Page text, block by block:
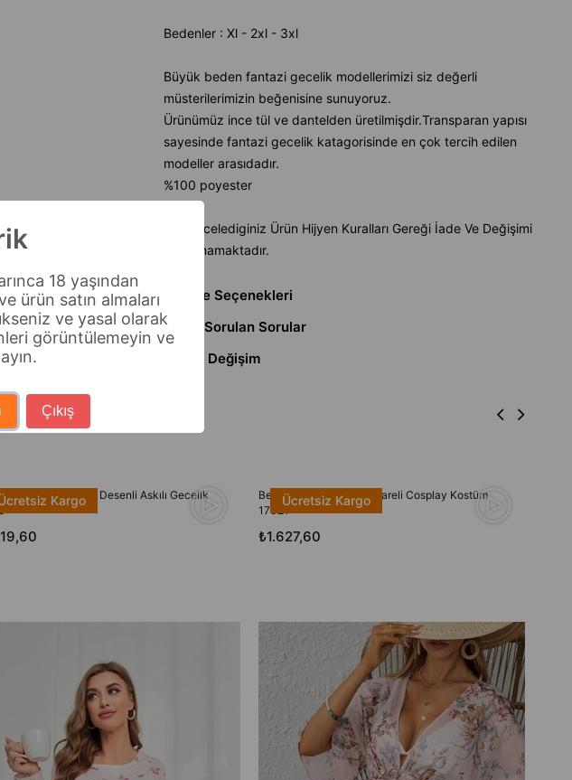
Bedenler : Xl - 2xl - 3xl
Büyük beden fantazi gecelik modellerimizi siz değerli
müsterilerimizin beğenisine sunuyoruz.
Ürünümüz ince tül ve dantelden üretilmişdir.Transparan yapısı
sayesinde fantazi gecelik katagorisinde en çok tercih edilen
modeller arasıdadır.
%100 poyester
Not :İncelediginiz Ürün Hijyen Kuralları Gereği İade Ve Değişimi
Bulunmamaktadır.
Ödeme Seçenekleri
Sıkça Sorulan Sorular
İade & Değişim
Pembe Kiraz Desenli Askılı Gecelik
Kargo
Bella Notte Pembe Pötikareli Cosplay Kostüm
17021
₺1.627,60
Ücretsiz Kargo
18 yaşından
ürün satın almaları
ve yasal olarak
görüntülemeyin ve
Çıkış